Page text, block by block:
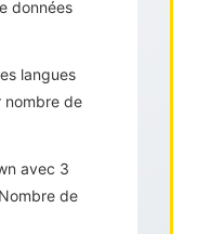
données
langues
nombre de
avec 3
de